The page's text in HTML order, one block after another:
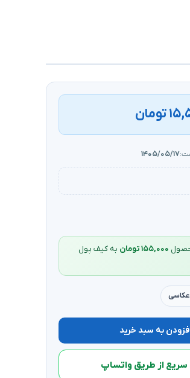
۱۴۰۵/۰۵/۱۷
۱۵۵,۰۰۰ تومان
به کیف‌ پول
به سبد خرید
سریع از طریق واتساپ